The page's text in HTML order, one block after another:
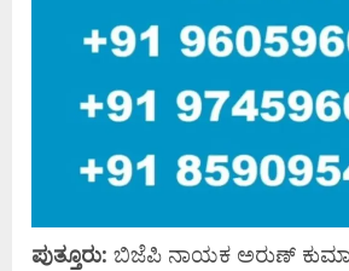
ಪುತ್ತೂರು: ಬಿಜೆಪಿ ನಾಯಕ ಅರುಣ್